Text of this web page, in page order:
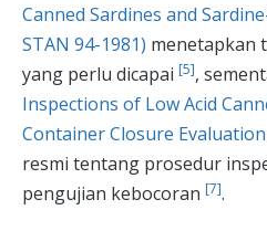
Canned Sardines and
STAN 94-1981) menetapkan
yang perlu dicapai [5],
Inspections of Low Acid
Container Closure Evaluation
resmi tentang prosedur
pengujian kebocoran [7].